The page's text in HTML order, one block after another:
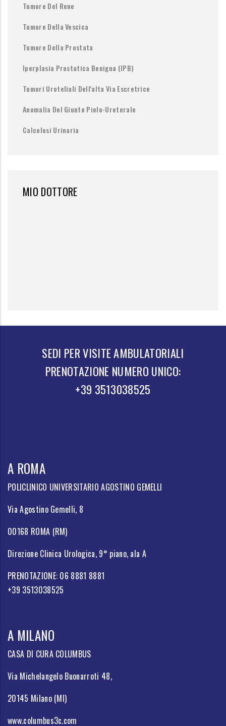
Tumore Del Rene
Tumore Della Vescica
Tumore Della Prostata
Iperplasia Prostatica Benigna (IPB)
Tumori Uroteliali Dell'alta Via Escretrice
Anomalia Del Giunto Pielo-Ureterale
Calcolosi Urinaria
MIO DOTTORE
SEDI PER VISITE AMBULATORIALI
PRENOTAZIONE NUMERO UNICO:
+39 3513038525
A ROMA
POLICLINICO UNIVERSITARIO AGOSTINO GEMELLI
Via Agostino Gemelli, 8
00168 ROMA (RM)
Direzione Clinica Urologica, 9° piano, ala A
PRENOTAZIONE: 06 8881 8881
+39 3513038525
A MILANO
CASA DI CURA COLUMBUS
Via Michelangelo Buonarroti 48,
20145 Milano (MI)
www.columbus3c.com